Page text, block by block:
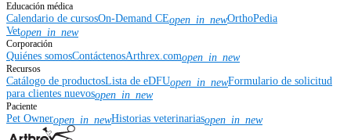
Educación médica
Calendario de cursosOn-Demand CEopen_in_newOrthoPedia
Vetopen_in_new
Corporación
Quiénes somosContáctenosArthrex.comopen_in_new
Recursos
Catálogo de productosLista de eDFUopen_in_newFormulario de solicitud
para clientes nuevosopen_in_new
Paciente
Pet Owneropen_in_newHistorias veterinariasopen_in_new